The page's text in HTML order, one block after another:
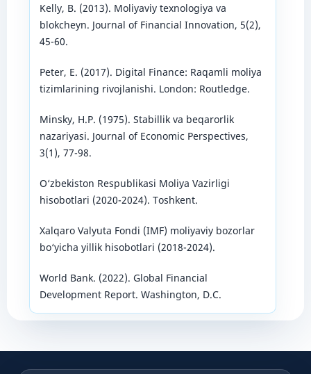
Kelly, B. (2013). Moliyaviy texnologiya va
blokcheyn. Journal of Financial Innovation, 5(2),
45-60.
Peter, E. (2017). Digital Finance: Raqamli moliya
tizimlarining rivojlanishi. London: Routledge.
Minsky, H.P. (1975). Stabillik va beqarorlik
nazariyasi. Journal of Economic Perspectives,
3(1), 77-98.
O‘zbekiston Respublikasi Moliya Vazirligi
hisobotlari (2020-2024). Toshkent.
Xalqaro Valyuta Fondi (IMF) moliyaviy bozorlar
bo‘yicha yillik hisobotlari (2018-2024).
World Bank. (2022). Global Financial
Development Report. Washington, D.C.